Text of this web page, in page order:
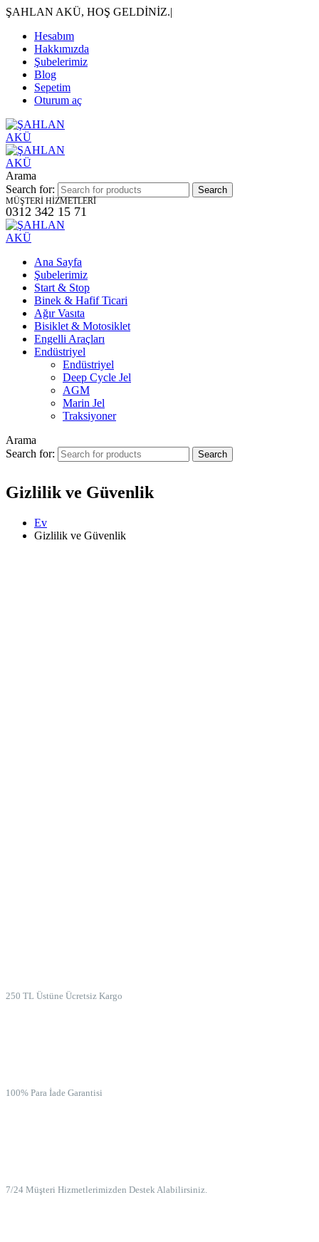
ŞAHLAN AKÜ, HOŞ GELDİNİZ.|
Hesabım
Hakkımızda
Şubelerimiz
Blog
Sepetim
Oturum aç
Arama
Search for:
MÜŞTERİ HİZMETLERİ
0312 342 15 71
Ana Sayfa
Şubelerimiz
Start & Stop
Binek & Hafif Ticari
Ağır Vasıta
Bisiklet & Motosiklet
Engelli Araçları
Endüstriyel
Endüstriyel
Deep Cycle Jel
AGM
Marin Jel
Traksiyoner
Arama
Search for:
Gizlilik ve Güvenlik
Ev
Gizlilik ve Güvenlik
250 TL Üstüne Ücretsiz Kargo
100% Para İade Garantisi
7/24 Müşteri Hizmetlerimizden Destek Alabilirsiniz.